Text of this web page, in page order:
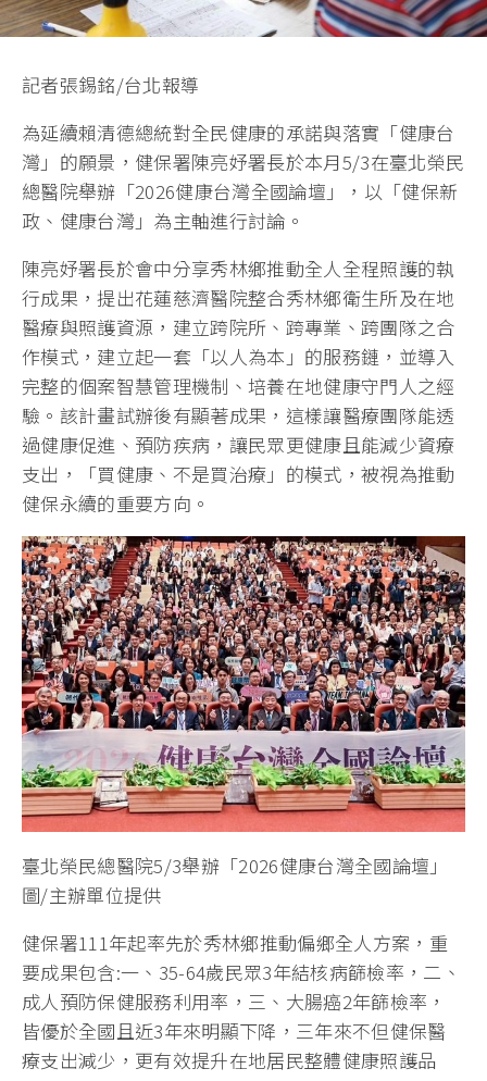
記者張錫銘/台北報導
為延續賴清德總統對全民健康的承諾與落實「健康台
灣」的願景，健保署陳亮妤署長於本月5/3在臺北榮民
總醫院舉辦「2026健康台灣全國論壇」，以「健保新
政、健康台灣」為主軸進行討論。
陳亮妤署長於會中分享秀林鄉推動全人全程照護的執
行成果，提出花蓮慈濟醫院整合秀林鄉衛生所及在地
醫療與照護資源，建立跨院所、跨專業、跨團隊之合
作模式，建立起一套「以人為本」的服務鏈，並導入
完整的個案智慧管理機制、培養在地健康守門人之經
驗。該計畫試辦後有顯著成果，這樣讓醫療團隊能透
過健康促進、預防疾病，讓民眾更健康且能減少資療
支出，「買健康、不是買治療」的模式，被視為推動
健保永續的重要方向。
臺北榮民總醫院5/3舉辦「2026健康台灣全國論壇」
圖/主辦單位提供
健保署111年起率先於秀林鄉推動偏鄉全人方案，重
要成果包含:一、35-64歲民眾3年結核病篩檢率，二、
成人預防保健服務利用率，三、大腸癌2年篩檢率，
皆優於全國且近3年來明顯下降，三年來不但健保醫
療支出減少，更有效提升在地居民整體健康照護品